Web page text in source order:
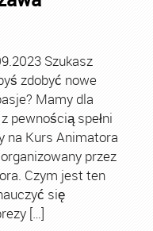
Szukasz
zdobyć nowe
Mamy dla
pewnością spełni
na Kurs Animatora
przez
Czym jest ten
się
[…]